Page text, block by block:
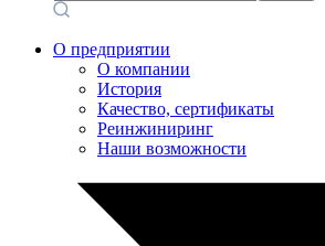
О предприятии
О компании
История
Качество, сертификаты
Реинжиниринг
Наши возможности